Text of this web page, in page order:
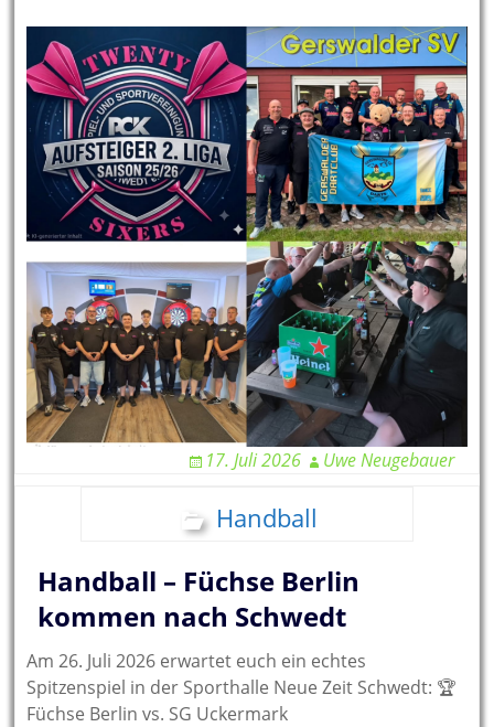
17. Juli 2026 Uwe Neugebauer
Handball
Handball – Füchse Berlin
kommen nach Schwedt
Am 26. Juli 2026 erwartet euch ein echtes
Spitzenspiel in der Sporthalle Neue Zeit Schwedt: 🏆
Füchse Berlin vs. SG Uckermark